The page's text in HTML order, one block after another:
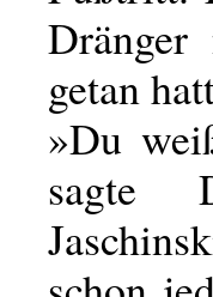
getan
»Du
sagte